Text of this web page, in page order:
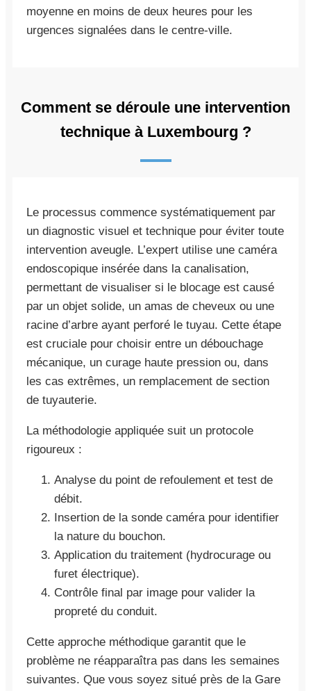
moyenne en moins de deux heures pour les
urgences signalées dans le centre-ville.
Comment se déroule une intervention
technique à Luxembourg ?
Le processus commence systématiquement par
un diagnostic visuel et technique pour éviter toute
intervention aveugle. L’expert utilise une caméra
endoscopique insérée dans la canalisation,
permettant de visualiser si le blocage est causé
par un objet solide, un amas de cheveux ou une
racine d’arbre ayant perforé le tuyau. Cette étape
est cruciale pour choisir entre un débouchage
mécanique, un curage haute pression ou, dans
les cas extrêmes, un remplacement de section
de tuyauterie.
La méthodologie appliquée suit un protocole
rigoureux :
Analyse du point de refoulement et test de
débit.
Insertion de la sonde caméra pour identifier
la nature du bouchon.
Application du traitement (hydrocurage ou
furet électrique).
Contrôle final par image pour valider la
propreté du conduit.
Cette approche méthodique garantit que le
problème ne réapparaîtra pas dans les semaines
suivantes. Que vous soyez situé près de la Gare